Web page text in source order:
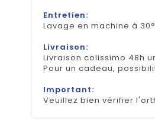
Entretien:
Lavage en machine à
Livraison:
Livraison colissimo 48h
Pour un cadeau,
Important:
Veuillez bien vérifier